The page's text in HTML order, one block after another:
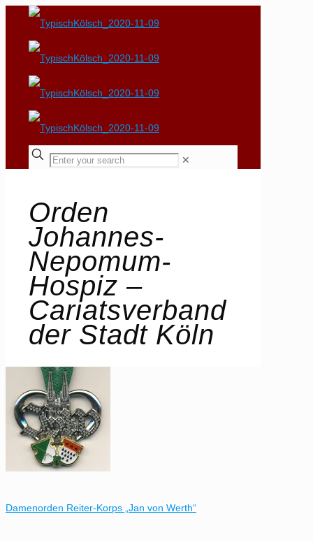
✕
Orden
Johannes-
Nepomum-
Hospiz –
Cariatsverband
der Stadt Köln
Damenorden Reiter-Korps „Jan von Werth“